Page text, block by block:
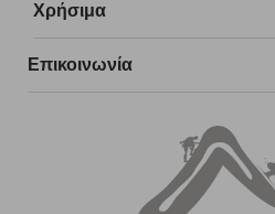
Χρήσιμα
Επικοινωνία